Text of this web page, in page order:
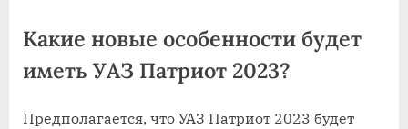
Какие новые особенности будет
иметь УАЗ Патриот 2023?
Предполагается, что УАЗ Патриот 2023 будет